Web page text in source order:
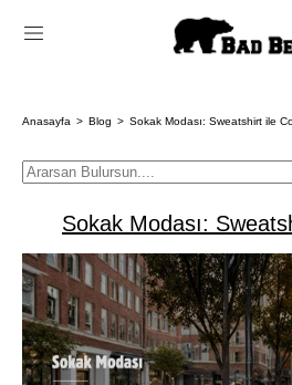
Anasayfa Blog Sokak Modası: Sweatshirt ile
Sokak Modası: